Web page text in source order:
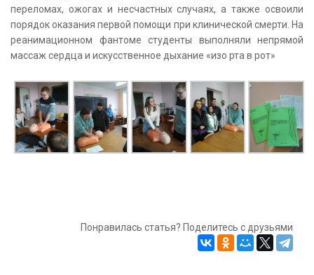
переломах, ожогах и несчастных случаях, а также освоили
порядок оказания первой помощи при клинической смерти. На
реанимационном фантоме студенты выполняли непрямой
массаж сердца и искусственное дыхание «изо рта в рот»
Понравилась статья? Поделитесь с друзьями